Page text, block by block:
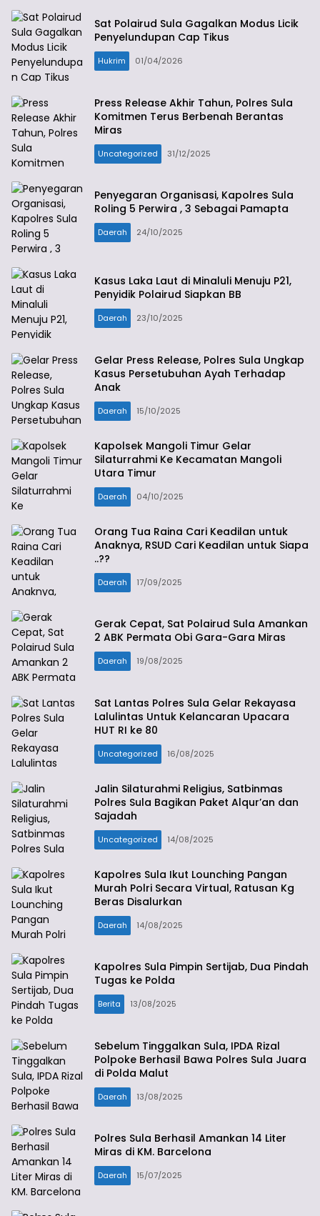
Sat Polairud Sula Gagalkan Modus Licik
Penyelundupan Cap Tikus
Hukrim 01/04/2026
Press Release Akhir Tahun, Polres Sula
Komitmen Terus Berbenah Berantas
Miras
Uncategorized 31/12/2025
Penyegaran Organisasi, Kapolres Sula
Roling 5 Perwira , 3 Sebagai Pamapta
Daerah 24/10/2025
Kasus Laka Laut di Minaluli Menuju P21,
Penyidik Polairud Siapkan BB
Daerah 23/10/2025
Gelar Press Release, Polres Sula Ungkap
Kasus Persetubuhan Ayah Terhadap
Anak
Daerah 15/10/2025
Kapolsek Mangoli Timur Gelar
Silaturrahmi Ke Kecamatan Mangoli
Utara Timur
Daerah 04/10/2025
Orang Tua Raina Cari Keadilan untuk
Anaknya, RSUD Cari Keadilan untuk Siapa
..??
Daerah 17/09/2025
Gerak Cepat, Sat Polairud Sula Amankan
2 ABK Permata Obi Gara-Gara Miras
Daerah 19/08/2025
Sat Lantas Polres Sula Gelar Rekayasa
Lalulintas Untuk Kelancaran Upacara
HUT RI ke 80
Uncategorized 16/08/2025
Jalin Silaturahmi Religius, Satbinmas
Polres Sula Bagikan Paket Alqur’an dan
Sajadah
Uncategorized 14/08/2025
Kapolres Sula Ikut Lounching Pangan
Murah Polri Secara Virtual, Ratusan Kg
Beras Disalurkan
Daerah 14/08/2025
Kapolres Sula Pimpin Sertijab, Dua Pindah
Tugas ke Polda
Berita 13/08/2025
Sebelum Tinggalkan Sula, IPDA Rizal
Polpoke Berhasil Bawa Polres Sula Juara
di Polda Malut
Daerah 13/08/2025
Polres Sula Berhasil Amankan 14 Liter
Miras di KM. Barcelona
Daerah 15/07/2025